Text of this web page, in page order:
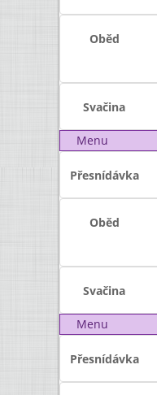
Oběd
Svačina
Menu
Přesnídávka
Oběd
Svačina
Menu
Přesnídávka